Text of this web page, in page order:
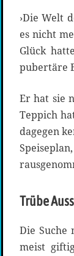
›Die Welt
es nicht
Glück
pubertäre
Er hat sie
Teppich
dagegen
Trübe
Die Suche
meist